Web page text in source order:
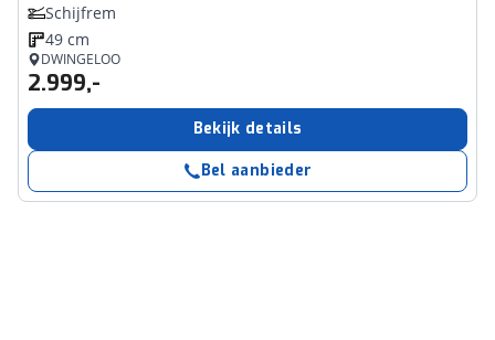
Schijfrem
49 cm
DWINGELOO
2.999,-
Bekijk details
Bel aanbieder